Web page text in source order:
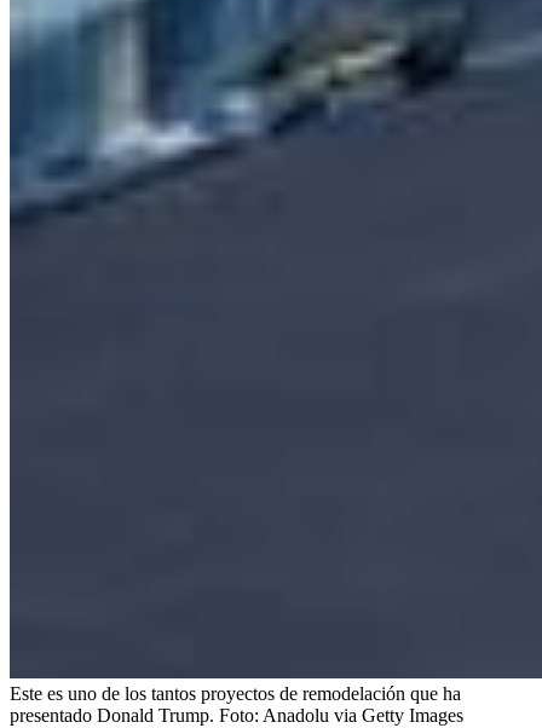
Este es uno de los tantos proyectos de remodelación que ha
presentado Donald Trump. Foto: Anadolu via Getty Images